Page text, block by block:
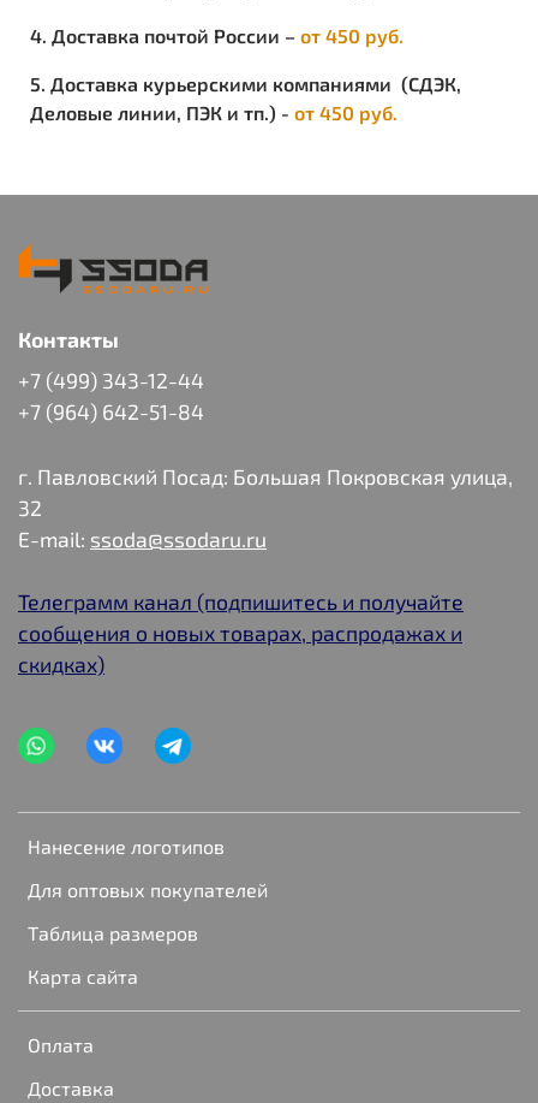
4. Доставка почтой России – от 450 руб.
5. Доставка курьерскими компаниями (СДЭК,
Деловые линии, ПЭК и тп.) - от 450 руб.
Нанесение логотипов
Для оптовых покупателей
Таблица размеров
Карта сайта
Оплата
Доставка
Контакты
+7 (499) 343-12-44
+7 (964) 642-51-84
г. Павловский Посад: Большая Покровская улица,
32
E-mail: ssoda@ssodaru.ru
Телеграмм канал (подпишитесь и получайте
сообщения о новых товарах, распродажах и
скидках)